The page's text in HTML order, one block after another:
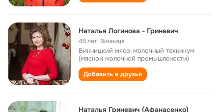
Наталья Логинова - Гриневич
45 лет, Винница
Винницкий мясо-молочный техникум
(мяснои молочной промышлености)
Добавить в друзья
Наталья Гриневич (Афанасенко)